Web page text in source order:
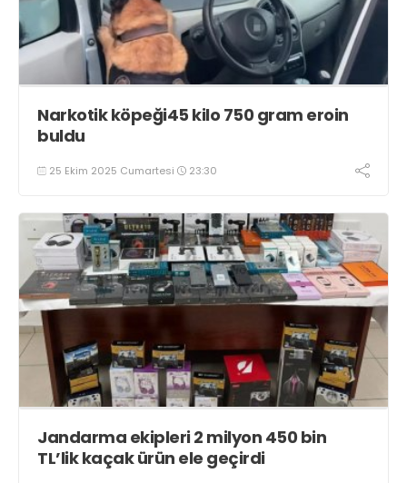
Narkotik köpeği45 kilo 750 gram eroin
buldu
25 Ekim 2025 Cumartesi 23:30
Jandarma ekipleri 2 milyon 450 bin
TL’lik kaçak ürün ele geçirdi